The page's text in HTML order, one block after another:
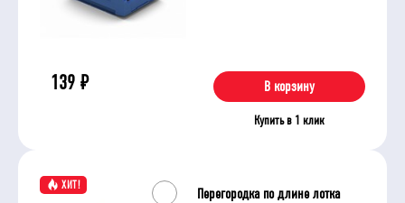
139 ₽ В корзину
Купить в 1 клик
ХИТ!
Перегородка по длине лотка